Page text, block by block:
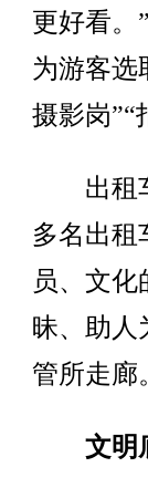
更好看。
为游客选
摄影岗”“
出租车
多名出租
员、文
昧、助人
管所走廊
文明底